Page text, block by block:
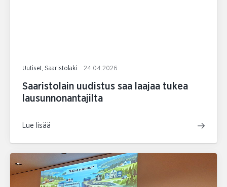
Uutiset, Saaristolaki 24.04.2026
Saaristolain uudistus saa laajaa tukea
lausunnonantajilta
Lue lisää